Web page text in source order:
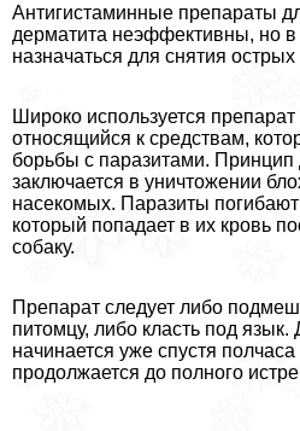
Антигистаминные препараты
дерматита неэффективны, но в
назначаться для снятия
Широко используется препарат
относящийся к средствам,
борьбы с паразитами. Принцип
заключается в уничтожении
насекомых. Паразиты
который попадает в их кровь
собаку.
Препарат следует либо
питомцу, либо класть под язык.
начинается уже спустя
продолжается до полного